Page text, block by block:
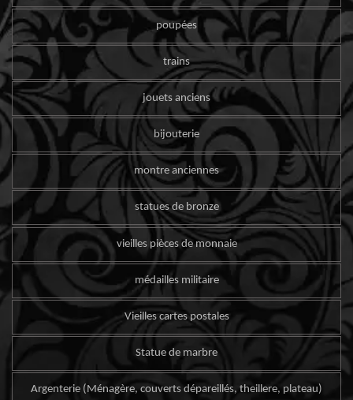
poupées
trains
jouets anciens
bijouterie
montre anciennes
statues de bronze
vieilles pièces de monnaie
médailles militaire
Vieilles cartes postales
Statue de marbre
Argenterie (Ménagère, couverts dépareillés, theillere, plateau)